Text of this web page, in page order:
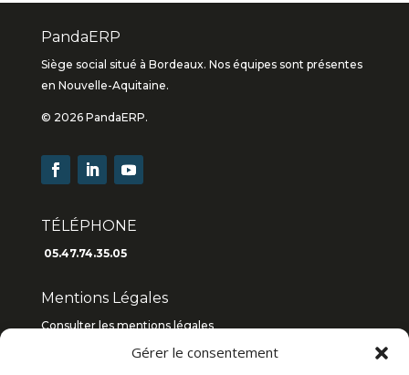
Gérer le consentement
PandaERP
Siège social situé à Bordeaux. Nos équipes sont présentes
en Nouvelle-Aquitaine.
© 2026 PandaERP.
TÉLÉPHONE
05.47.74.35.05
Mentions Légales
Consulter les mentions légales
Consulter les C.G.V 2019/ 2018